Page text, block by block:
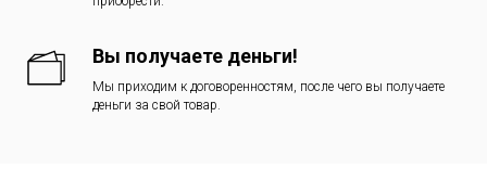
Вы получаете деньги!
Мы приходим к договоренностям, после чего вы получаете
деньги за свой товар.